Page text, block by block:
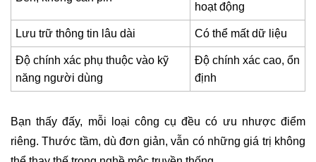
hoạt động
Lưu trữ thông tin lâu dài Có thể mất dữ liệu
Độ chính xác phụ thuộc vào kỹ
năng người dùng
Độ chính xác cao, ổn
định
Bạn thấy đấy, mỗi loại công cụ đều có ưu nhược điểm
riêng. Thước tầm, dù đơn giản, vẫn có những giá trị không